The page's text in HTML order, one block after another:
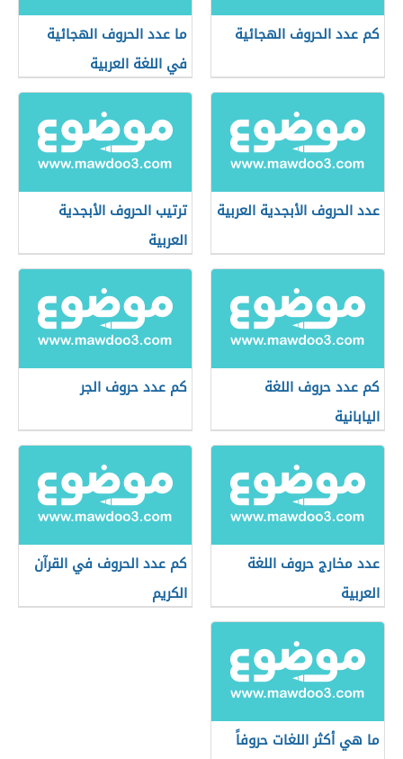
كم عدد الحروف الهجائية
ما عدد الحروف الهجائية
في اللغة العربية
عدد الحروف الأبجدية العربية
ترتيب الحروف الأبجدية
العربية
كم عدد حروف اللغة
اليابانية
كم عدد حروف الجر
عدد مخارج حروف اللغة
العربية
كم عدد الحروف في القرآن
الكريم
ما هي أكثر اللغات حروفاً